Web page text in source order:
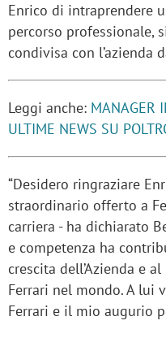
Enrico di intraprendere
percorso professionale,
condivisa con l’azienda
Leggi anche: MANAGER
ULTIME NEWS SU
“Desidero ringraziare
straordinario offerto a
carriera - ha dichiarato
e competenza ha
crescita dell’Azienda e
Ferrari nel mondo. A lui
Ferrari e il mio augurio